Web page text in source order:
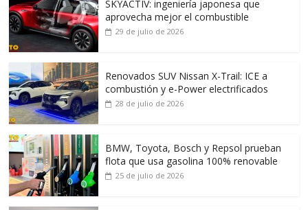
SKYACTIV: ingeniería japonesa que
aprovecha mejor el combustible
29 de julio de 2026
Renovados SUV Nissan X-Trail: ICE a
combustión y e-Power electrificados
28 de julio de 2026
BMW, Toyota, Bosch y Repsol prueban
flota que usa gasolina 100% renovable
25 de julio de 2026